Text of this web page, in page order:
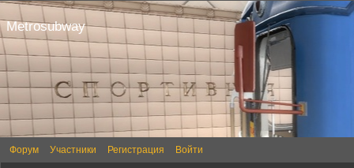
Metrosubway
Форум Участники Регистрация Войти